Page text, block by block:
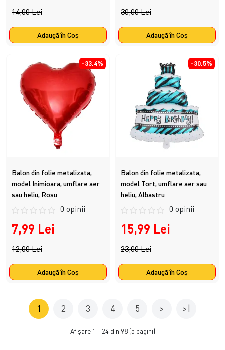
14,00 Lei
Adaugă în Coş
30,00 Lei
Adaugă în Coş
-33.4%
Balon din folie metalizata,
model Inimioara, umflare aer
sau heliu, Rosu
0 opinii
7,99 Lei
12,00 Lei
Adaugă în Coş
-30.5%
Balon din folie metalizata,
model Tort, umflare aer sau
heliu, Albastru
0 opinii
15,99 Lei
23,00 Lei
Adaugă în Coş
1 2 3 4 5 > >|
Afişare 1 - 24 din 98 (5 pagini)